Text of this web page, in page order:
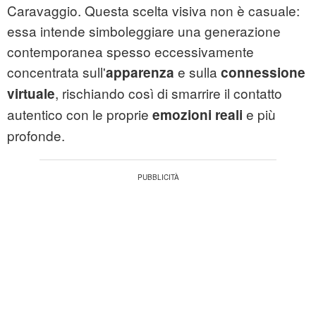
Caravaggio. Questa scelta visiva non è casuale:
essa intende simboleggiare una generazione
contemporanea spesso eccessivamente
concentrata sull'apparenza e sulla connessione
virtuale, rischiando così di smarrire il contatto
autentico con le proprie emozioni reali e più
profonde.